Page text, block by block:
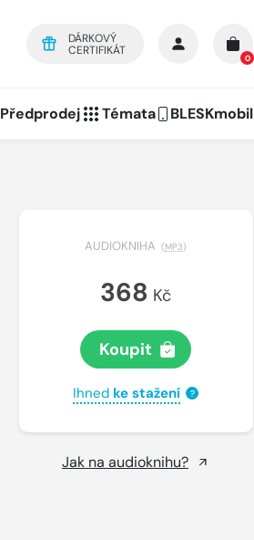
DÁRKOVÝ
CERTIFIKÁT
0
Předprodej Témata BLESKmobil
AUDIOKNIHA (MP3)
368 Kč
Koupit
Ihned ke stažení ?
Jak na audioknihu?